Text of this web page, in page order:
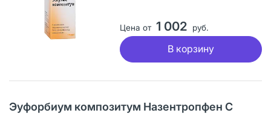
Цена от 1 002 руб.
В корзину
Эуфорбиум композитум Назентропфен С